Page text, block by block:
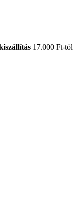
17.000 Ft-tól